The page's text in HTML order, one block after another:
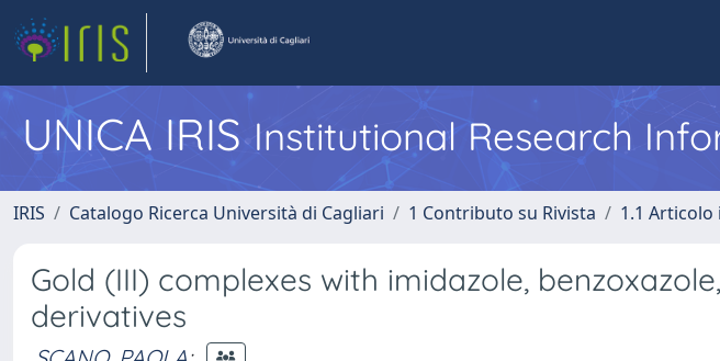
UNICA IRISInstitutional Research
IRIS Catalogo Ricerca Università di Cagliari 1 Contributo su Rivista 1.1 Articolo
Gold (III) complexes with imidazole,
derivatives